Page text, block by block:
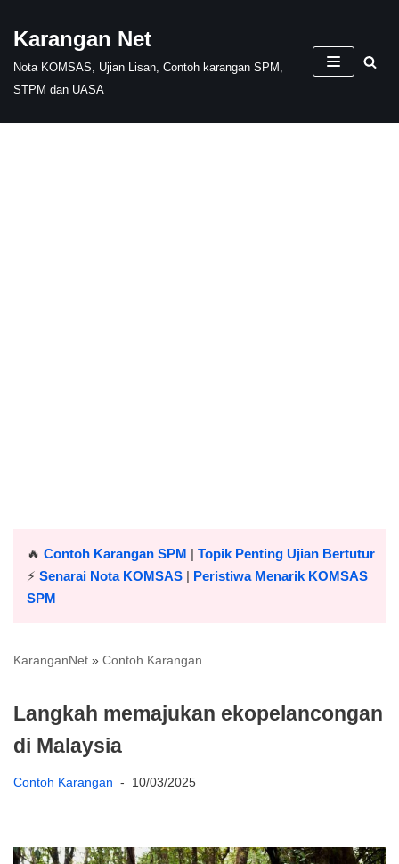
Skip
to
content
Karangan Net
Nota KOMSAS, Ujian Lisan, Contoh karangan SPM,
STPM dan UASA
🔥 Contoh Karangan SPM | Topik Penting Ujian Bertutur
⚡️ Senarai Nota KOMSAS | Peristiwa Menarik KOMSAS
SPM
KaranganNet » Contoh Karangan
Langkah memajukan ekopelancongan
di Malaysia
Contoh Karangan 10/03/2025